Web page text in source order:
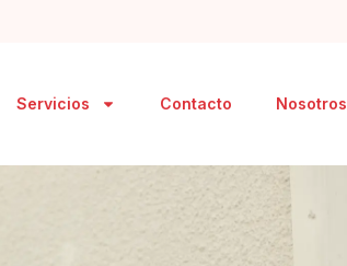
Servicios Contacto Nosotros